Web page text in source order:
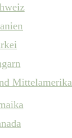
Mittelamerika